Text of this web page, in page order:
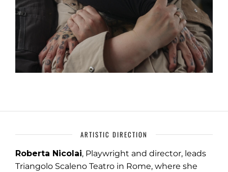
ARTISTIC DIRECTION
Roberta Nicolai, Playwright and director, leads
Triangolo Scaleno Teatro in Rome, where she